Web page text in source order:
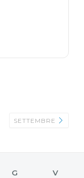
SETTEMBRE
G V